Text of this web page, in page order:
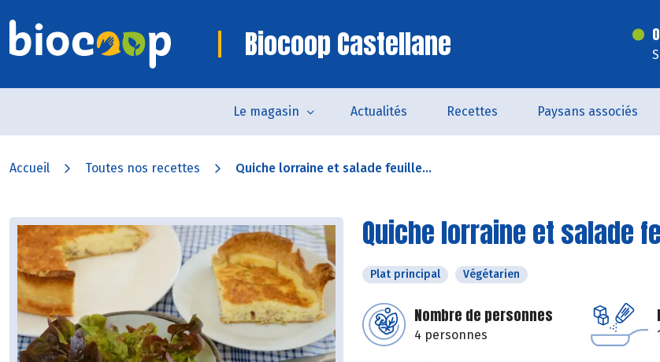
Biocoop Castellane
Le magasin Actualités Recettes Paysans associés
Accueil Toutes nos recettes Quiche lorraine et salade feuille...
Quiche lorraine et salade
Plat principal Végétarien
Nombre de personnes
4 personnes